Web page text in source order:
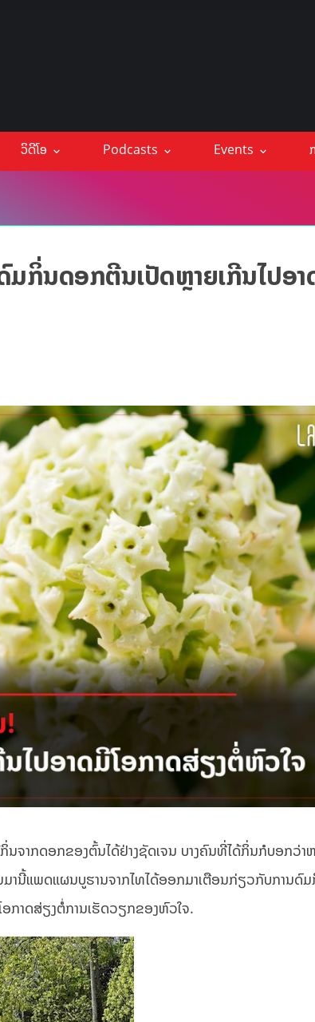
ວິດີໂອ Podcasts Events
ກິ່ນດອກຕີນເປັດຫຼາຍເກີນໄປອ
ຈາກດອກຂອງຕົ້ນໄດ້ຢ່າງຊັດເຈນ ບາງຄົນທີ່ໄດ້ກິ່ນກໍບອກວ່
ານີ້ແພດແຜນບູຮານຈາກໄທໄດ້ອອກມາເຕືອນກ່ຽວກັບການດົມ
ກາດສ່ຽງຕໍ່ການເຮັດວຽກຂອງຫົວໃຈ.